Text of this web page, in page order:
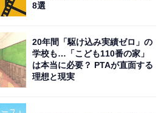
8選
20年間「駆け込み実績ゼロ」の
学校も…「こども110番の家」
は本当に必要？ PTAが直面する
理想と現実